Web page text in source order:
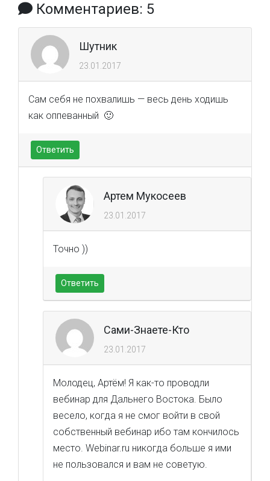
Комментариев: 5
Шутник
23.01.2017
Сам себя не похвалишь — весь день ходишь
как оппеванный 🙂
Ответить
Артем Мукосеев
23.01.2017
Точно ))
Ответить
Сами-Знаете-Кто
23.01.2017
Молодец, Артём! Я как-то проводли
вебинар для Дальнего Востока. Было
весело, когда я не смог войти в свой
собственный вебинар ибо там кончилось
место. Webinar.ru никогда больше я ими
не пользовался и вам не советую.